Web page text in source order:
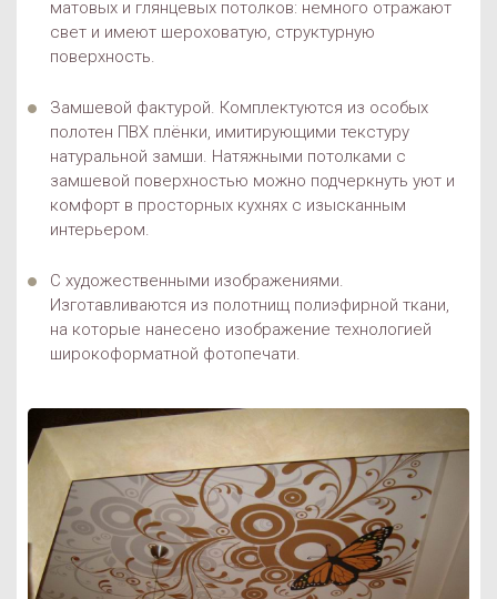
матовых и глянцевых потолков: немного отражают
свет и имеют шероховатую, структурную
поверхность.
Замшевой фактурой. Комплектуются из особых
полотен ПВХ плёнки, имитирующими текстуру
натуральной замши. Натяжными потолками с
замшевой поверхностью можно подчеркнуть уют и
комфорт в просторных кухнях с изысканным
интерьером.
С художественными изображениями.
Изготавливаются из полотнищ полиэфирной ткани,
на которые нанесено изображение технологией
широкоформатной фотопечати.